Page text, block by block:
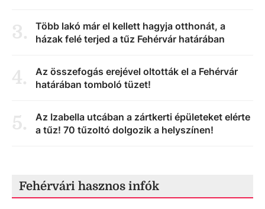
3.
Több lakó már el kellett hagyja otthonát, a
házak felé terjed a tűz Fehérvár határában
4.
Az összefogás erejével oltották el a Fehérvár
határában tomboló tüzet!
5.
Az Izabella utcában a zártkerti épületeket elérte
a tűz! 70 tűzoltó dolgozik a helyszínen!
Fehérvári hasznos infók